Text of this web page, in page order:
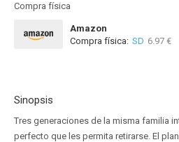
Compra física
Amazon
Compra física: SD 6.97 €
Sinopsis
Tres generaciones de la misma familia
perfecto que les permita retirarse. El